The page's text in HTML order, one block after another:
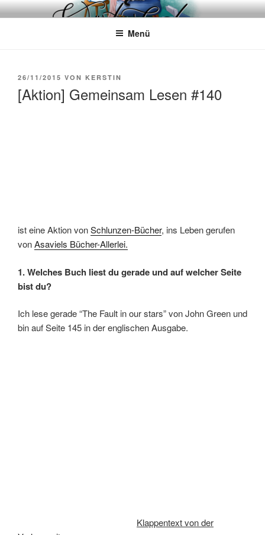
Zum
InhaltWÖRTERKATZE
Von Büchern erzählen
Menü
VERÖFFENTLICHT
26/11/2015 VON KERSTIN
[Aktion] Gemeinsam Lesen #140
ist eine Aktion vonSchlunzen-Bücher, ins Leben gerufen
vonAsaviels Bücher-Allerlei.
1. Welches Buch liest du gerade und auf welcher Seite
bist du?
Ich lese gerade “The Fault in our stars” von John Green und
bin auf Seite 145 in der englischen Ausgabe.
Klappentext von der